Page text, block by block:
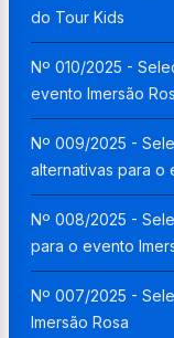
do Tour Kids
Nº 010/2025 -
evento Imersão
Nº 009/2025 -
alternativas para o
Nº 008/2025 -
para o evento
Nº 007/2025 -
Imersão Rosa